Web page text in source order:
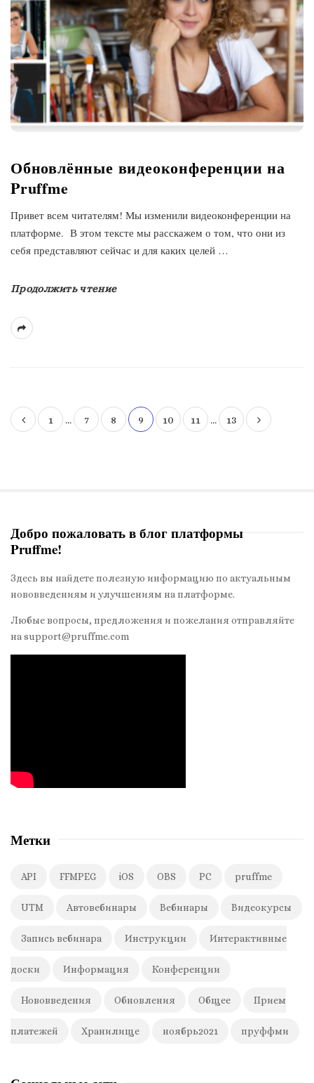
Обновлённые видеоконференции на
Pruffme
Привет всем читателям! Мы изменили видеоконференции на
платформе. В этом тексте мы расскажем о том, что они из
себя представляют сейчас и для каких целей …
Продолжить чтение
Н
ц
и
я
п
о
з
а
1 … 7 8 9 10 11 … 13
S
t
e
S
i
d
Добро пожаловать в блог платформы
Pruffme!
Здесь вы найдете полезную информацию по актуальным
нововведениям и улучшениям на платформе.
Любые вопросы, предложения и пожелания отправляйте
на support@pruffme.com
Метки
API FFMPEG iOS OBS PC pruffme
UTM Автовебинары Вебинары Видеокурсы
Запись вебинара Инструкции Интерактивные
доски Информация Конференции
Нововведения Обновления Общее Прием
платежей Хранилище ноябрь2021 пруффми